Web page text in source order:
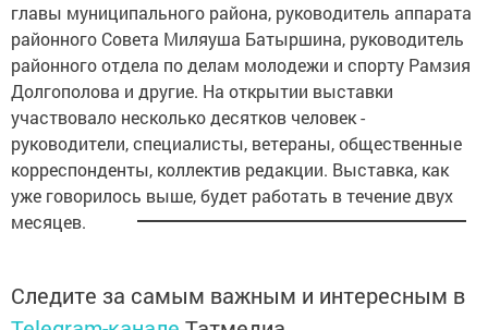
главы муниципального района, руководитель аппарата
районного Совета Миляуша Батыршина, руководитель
районного отдела по делам молодежи и спорту Рамзия
Долгополова и другие. На открытии выставки
участвовало несколько десятков человек -
руководители, специалисты, ветераны, общественные
корреспонденты, коллектив редакции. Выставка, как
уже говорилось выше, будет работать в течение двух
месяцев.
Следите за самым важным и интересным в